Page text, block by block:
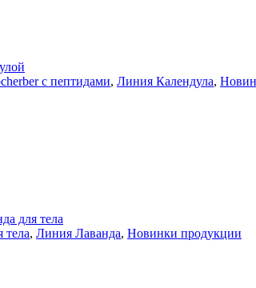
с пептидами, Линия Календула,
для тела
тела, Линия Лаванда, Новинки продукции